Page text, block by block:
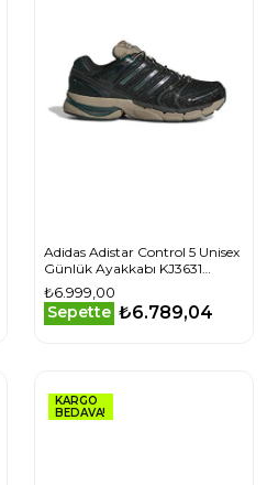
Adidas Adistar Control 5 Unisex
Günlük Ayakkabı KJ3631
Beyaz
₺6.999,00
Sepette ₺6.789,04
KARGO
BEDAVA!